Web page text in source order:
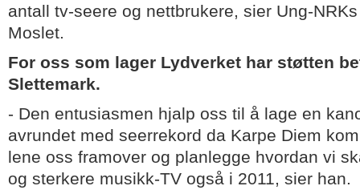
antall tv-seere og nettbrukere, sier Ung-
Moslet.
For oss som lager Lydverket har støtten
Slettemark.
- Den entusiasmen hjalp oss til å lage en
avrundet med seerrekord da Karpe Diem
lene oss framover og planlegge hvordan vi
og sterkere musikk-TV også i 2011, sier han.